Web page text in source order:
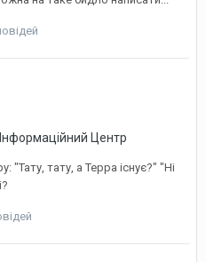
Інформаційний Центр
"Тату, тату, а Терра існує?" "Ні